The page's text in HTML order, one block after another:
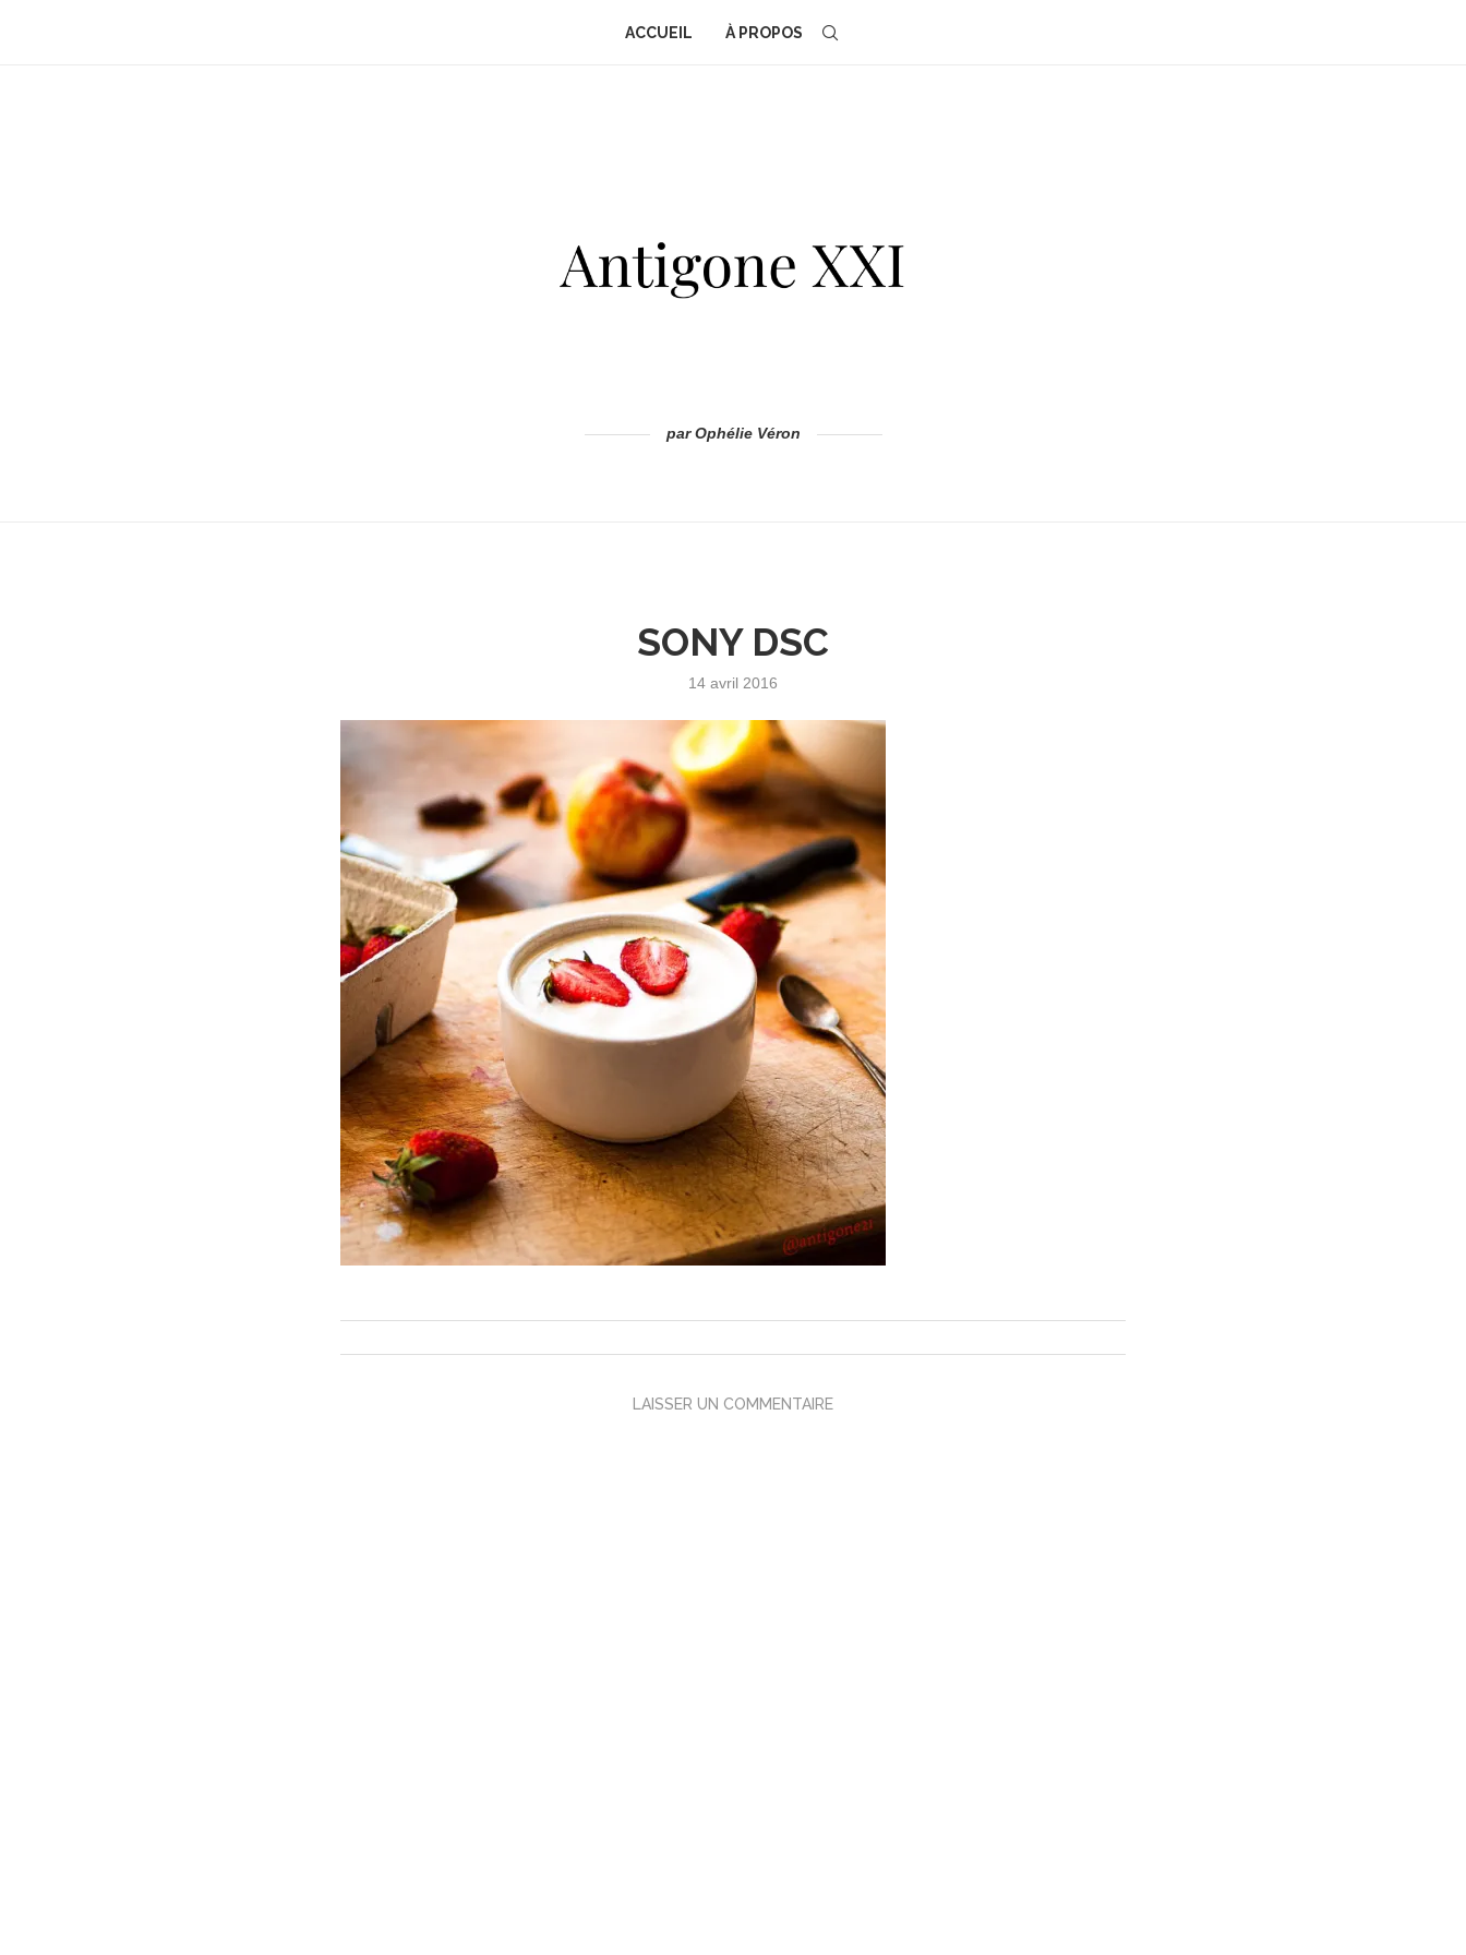
ACCUEIL À PROPOS
par Ophélie Véron
SONY DSC
14 avril 2016
LAISSER UN COMMENTAIRE